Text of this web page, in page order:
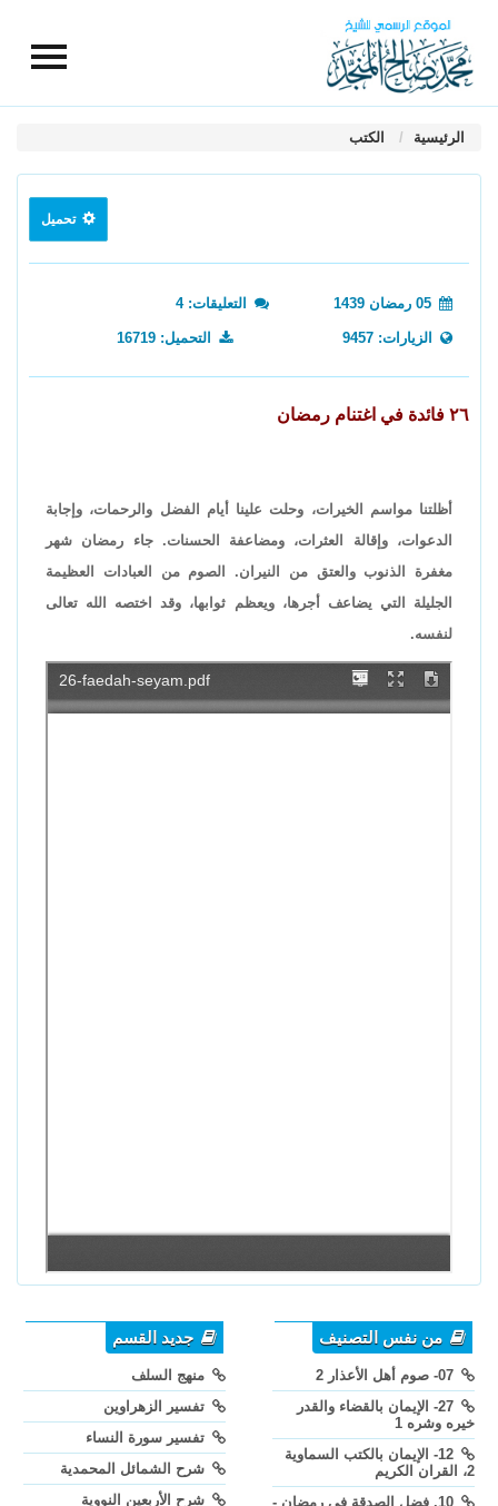
الرئيسية الكتب
تحميل
التعليقات: 4
الزيارات: 9457 التحميل: 16719
٢٦ فائدة في اغتنام رمضان
أظلتنا مواسم الخيرات، وحلت علينا أيام الفضل والرحمات، وإجابة
الدعوات، وإقالة العثرات، ومضاعفة الحسنات. جاء رمضان شهر
مغفرة الذنوب والعتق من النيران. الصوم من العبادات العظيمة
الجليلة التي يضاعف أجرها، ويعظم ثوابها، وقد اختصه الله تعالى
لنفسه.
من نفس التصنيف
27- الإيمان بالقضاء والقدر
خيره وشره 1
12- الإيمان بالكتب السماوية
2، القران الكريم
10. فضل الصدقة في رمضان -
جديد القسم
منهج السلف
تفسير الزهراوين
تفسير سورة النساء
شرح الشمائل المحمدية
شرح الأربعين النووية